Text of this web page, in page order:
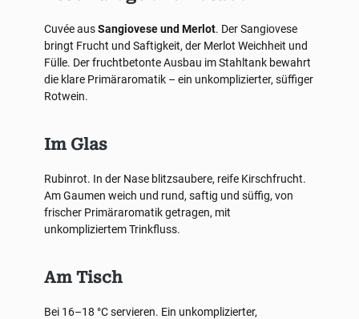
Cuvée ausSangiovese und Merlot. Der Sangiovese
bringt Frucht und Saftigkeit, der Merlot Weichheit und
Fülle. Der fruchtbetonte Ausbau im Stahltank bewahrt
die klare Primäraromatik – ein unkomplizierter, süffiger
Rotwein.
Im Glas
Rubinrot. In der Nase blitzsaubere, reife Kirschfrucht.
Am Gaumen weich und rund, saftig und süffig, von
frischer Primäraromatik getragen, mit
unkompliziertem Trinkfluss.
Am Tisch
Bei 16–18 °C servieren. Ein unkomplizierter,